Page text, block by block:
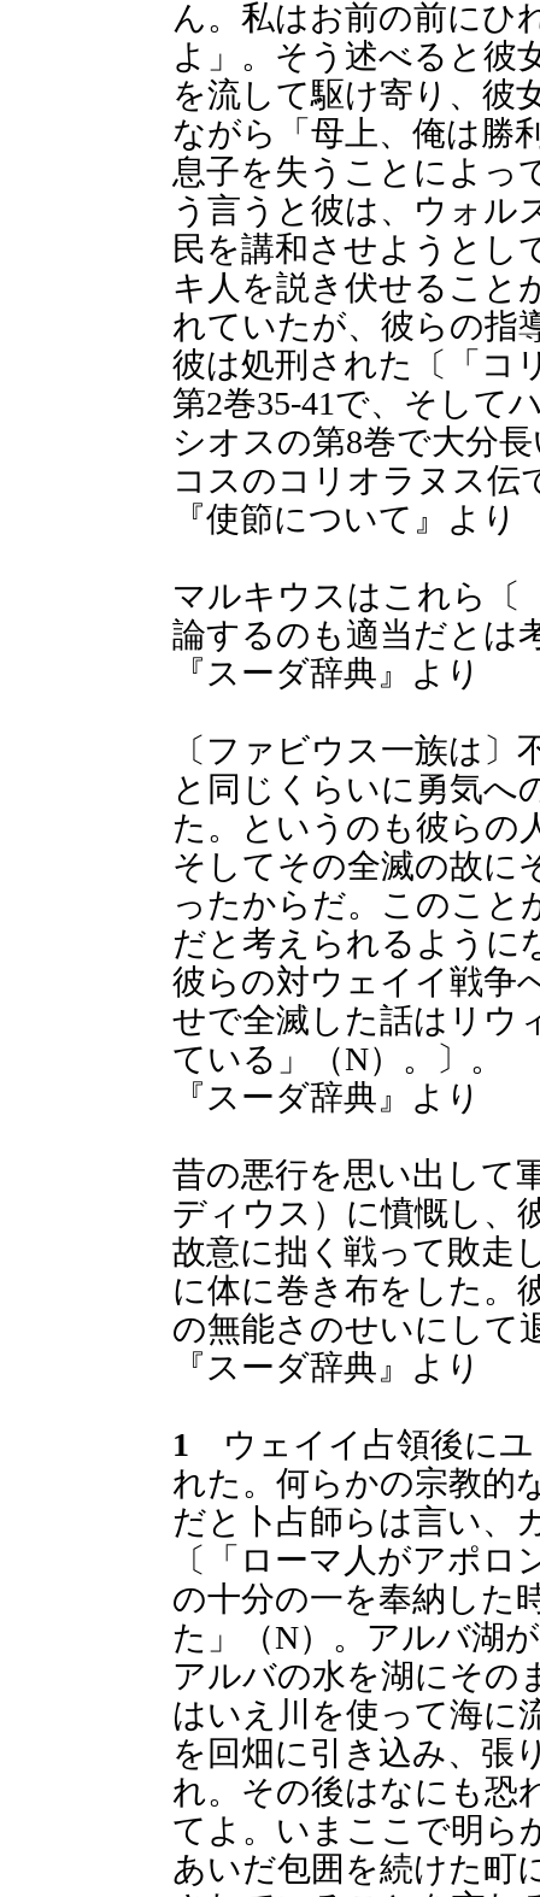
ん。私はお前の前にひ
よ」。そう述べると彼
を流して駆け寄り、彼
ながら「母上、俺は勝
息子を失うことによっ
う言うと彼は、ウォル
民を講和させようとし
キ人を説き伏せること
れていたが、彼らの指
彼は処刑された〔「コ
第2巻35-41で、そして
シオスの第8巻で大分
コスのコリオラヌス伝
『使節について』より
マルキウスはこれら〔
論するのも適当だとは
『スーダ辞典』より
〔ファビウス一族は
と同じくらいに勇気へ
た。というのも彼らの
そしてその全滅の故に
ったからだ。このこと
だと考えられるように
彼らの対ウェイイ戦争
せで全滅した話はリウ
ている」（N）。〕。
『スーダ辞典』より
昔の悪行を思い出して
ディウス）に憤慨し、
故意に拙く戦って敗走
に体に巻き布をした。
の無能さのせいにして
『スーダ辞典』より
1 ウェイイ占領後にユ
れた。何らかの宗教的
だと卜占師らは言い、
〔「ローマ人がアポ
の十分の一を奉納した
た」（N）。アルバ湖
アルバの水を湖にその
はいえ川を使って海に
を回畑に引き込み、張
れ。その後はなにも恐
てよ。いまここで明ら
あいだ包囲を続けた町